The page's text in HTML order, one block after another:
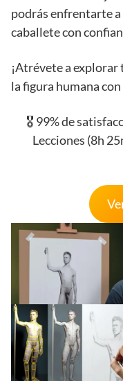
podrás enfrentarte
caballete con
¡Atrévete a
la figura humana
🎖️ 99% de
Lecciones (8h